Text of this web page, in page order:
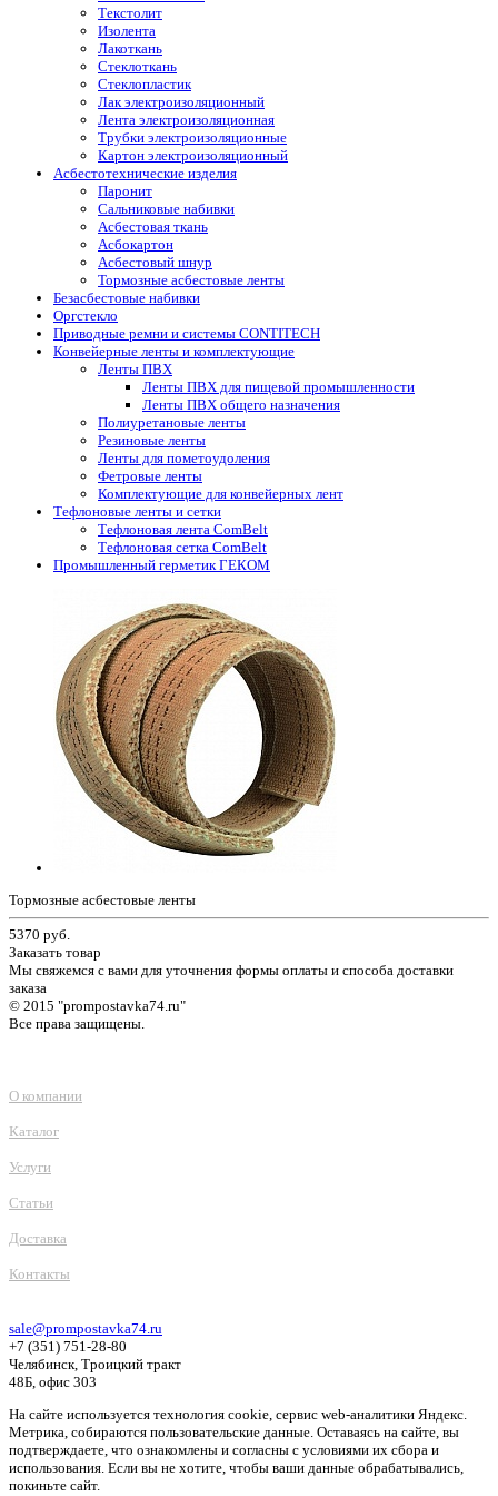
Текстолит
Изолента
Лакоткань
Стеклоткань
Стеклопластик
Лак электроизоляционный
Лента электроизоляционная
Трубки электроизоляционные
Картон электроизоляционный
Асбестотехнические изделия
Паронит
Сальниковые набивки
Асбестовая ткань
Асбокартон
Асбестовый шнур
Тормозные асбестовые ленты
Безасбестовые набивки
Оргстекло
Приводные ремни и системы CONTITECH
Конвейерные ленты и комплектующие
Ленты ПВХ
Ленты ПВХ для пищевой промышленности
Ленты ПВХ общего назначения
Полиуретановые ленты
Резиновые ленты
Ленты для пометоудоления
Фетровые ленты
Комплектующие для конвейерных лент
Тефлоновые ленты и сетки
Тефлоновая лента ComBelt
Тефлоновая сетка ComBelt
Промышленный герметик ГЕКОМ
Тормозные асбестовые ленты
5370 руб.
Заказать товар
Мы свяжемся с вами для уточнения формы оплаты и способа доставки
заказа
© 2015 "prompostavka74.ru"
Все права защищены.
О компании
Каталог
Услуги
Статьи
Доставка
Контакты
sale@prompostavka74.ru
+7 (351) 751-28-80
Челябинск, Троицкий тракт
48Б, офис 303
На сайте используется технология cookie, сервис web-аналитики Яндекс.
Метрика, собираются пользовательские данные. Оставаясь на сайте, вы
подтверждаете, что ознакомлены и согласны с условиями их сбора и
использования. Если вы не хотите, чтобы ваши данные обрабатывались,
покиньте сайт.